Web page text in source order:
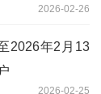
2026-02-26
2026年2月13
2026-02-25